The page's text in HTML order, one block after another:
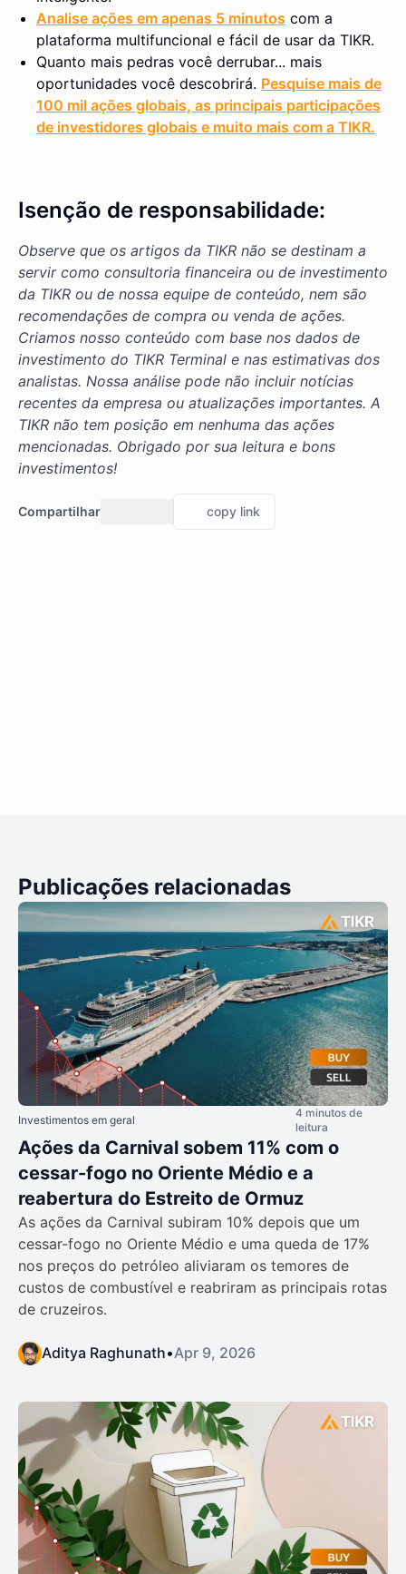
Analise ações em apenas 5 minutos com a
plataforma multifuncional e fácil de usar da TIKR.
Quanto mais pedras você derrubar... mais
oportunidades você descobrirá. Pesquise mais de
100 mil ações globais, as principais participações
de investidores globais e muito mais com a TIKR.
Isenção de responsabilidade:
Observe que os artigos da TIKR não se destinam a
servir como consultoria financeira ou de investimento
da TIKR ou de nossa equipe de conteúdo, nem são
recomendações de compra ou venda de ações.
Criamos nosso conteúdo com base nos dados de
investimento do TIKR Terminal e nas estimativas dos
analistas. Nossa análise pode não incluir notícias
recentes da empresa ou atualizações importantes. A
TIKR não tem posição em nenhuma das ações
mencionadas. Obrigado por sua leitura e bons
investimentos!
Compartilhar copy link
Publicações relacionadas
Investimentos em geral
4 minutos de
leitura
Ações da Carnival sobem 11% com o
cessar-fogo no Oriente Médio e a
reabertura do Estreito de Ormuz
As ações da Carnival subiram 10% depois que um
cessar-fogo no Oriente Médio e uma queda de 17%
nos preços do petróleo aliviaram os temores de
custos de combustível e reabriram as principais rotas
de cruzeiros.
Aditya Raghunath•Apr 9, 2026